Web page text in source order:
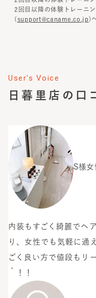
2回目以降の体験トレーニ
( support@caname.co.jp)
日暮里店 の口
User's Voice
S様女
内装もすごく綺麗でヘ
り、女性でも気軽に通
ごく良い方で値段もリ
＾！！